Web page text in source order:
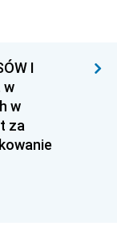
I
w
w
za